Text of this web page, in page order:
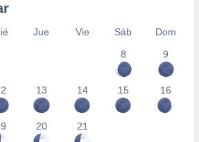
Jue Vie Sáb
Dom
8
9
13 14 15 16
20 21